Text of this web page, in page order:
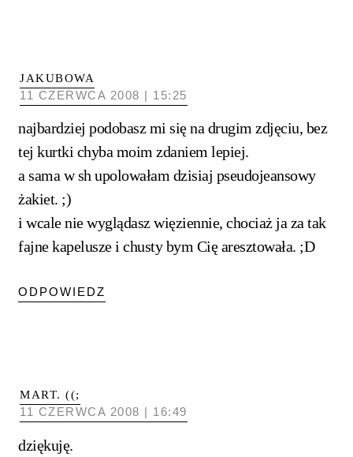
JAKUBOWA
11 CZERWCA 2008 | 15:25
najbardziej podobasz mi się na drugim zdjęciu, bez
tej kurtki chyba moim zdaniem lepiej.
a sama w sh upolowałam dzisiaj pseudojeansowy
żakiet. ;)
i wcale nie wyglądasz więziennie, chociaż ja za tak
fajne kapelusze i chusty bym Cię aresztowała. ;D
ODPOWIEDZ
MART. ((;
11 CZERWCA 2008 | 16:49
dziękuję.